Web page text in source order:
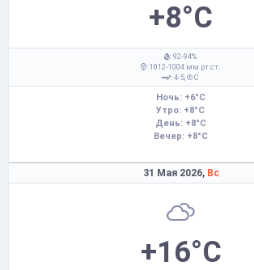
+8°C
: 92-94%
: 1012-1004 мм рт.ст.
: 4-5,
С
Ночь: +6°C
Утро: +8°C
День: +8°C
Вечер: +8°C
31 Мая 2026, Вс
+16°C